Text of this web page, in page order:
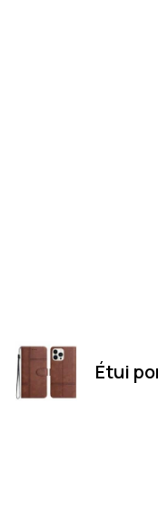
Étui